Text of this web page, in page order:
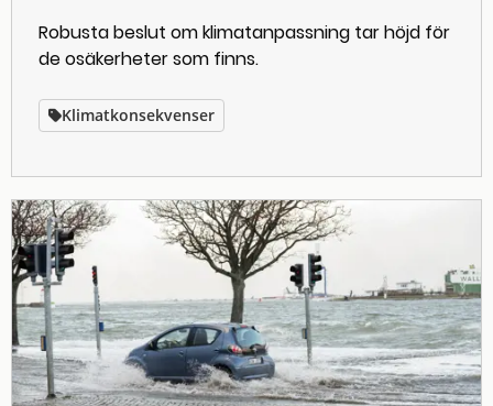
Robusta beslut om klimatanpassning tar höjd för
de osäkerheter som finns.
Klimatkonsekvenser